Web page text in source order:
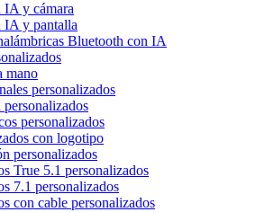
IA y cámara
IA y pantalla
Bluetooth con IA
mano
personalizados
personalizados
con logotipo
personalizados
True 5.1 personalizados
7.1 personalizados
con cable personalizados